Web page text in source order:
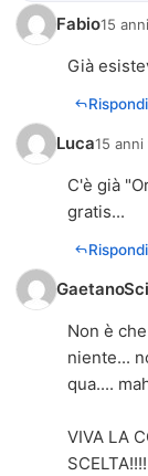
Fabio15
Già
Rispondi
Luca15 anni
C'è già
gratis...
Rispondi
Non è
niente...
qua....
VIVA LA
SCELTA!!!!